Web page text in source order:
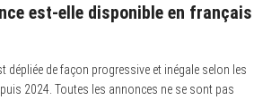
est-elle disponible en français
dépliée de façon progressive et inégale selon les
2024. Toutes les annonces ne se sont pas